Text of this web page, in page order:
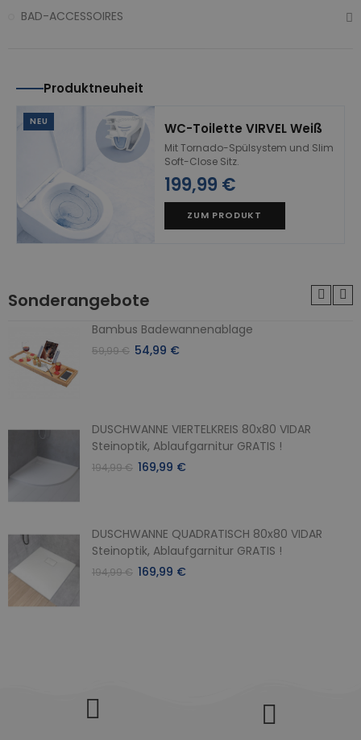
BAD-ACCESSOIRES
Produktneuheit
NEU WC-Toilette VIRVEL Weiß
Mit Tornado-Spülsystem und Slim
Soft-Close Sitz.
199,99 €
ZUM PRODUKT
Sonderangebote
Bambus Badewannenablage
59,99 € 54,99 €
DUSCHWANNE VIERTELKREIS 80x80 VIDAR
Steinoptik, Ablaufgarnitur GRATIS !
194,99 € 169,99 €
DUSCHWANNE QUADRATISCH 80x80 VIDAR
Steinoptik, Ablaufgarnitur GRATIS !
194,99 € 169,99 €